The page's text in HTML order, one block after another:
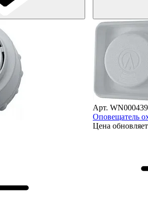
Арт.
Оповещатель
Цена